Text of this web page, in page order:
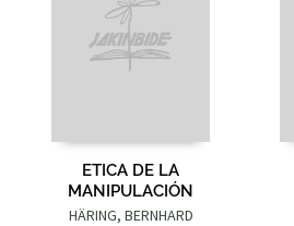
ETICA DE LA
MANIPULACIÓN
HÄRING, BERNHARD